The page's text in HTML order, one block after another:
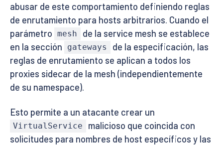
abusar de este comportamiento definiendo reglas
de enrutamiento para hosts arbitrarios. Cuando el
parámetro mesh
de la service mesh se establece
en la sección
gateways
de la especificación, las
reglas de enrutamiento se aplican a todos los
proxies sidecar de la mesh (independientemente
de su namespace).
Esto permite a un atacante crear un
VirtualService
malicioso que coincida con
solicitudes para nombres de host específicos y las